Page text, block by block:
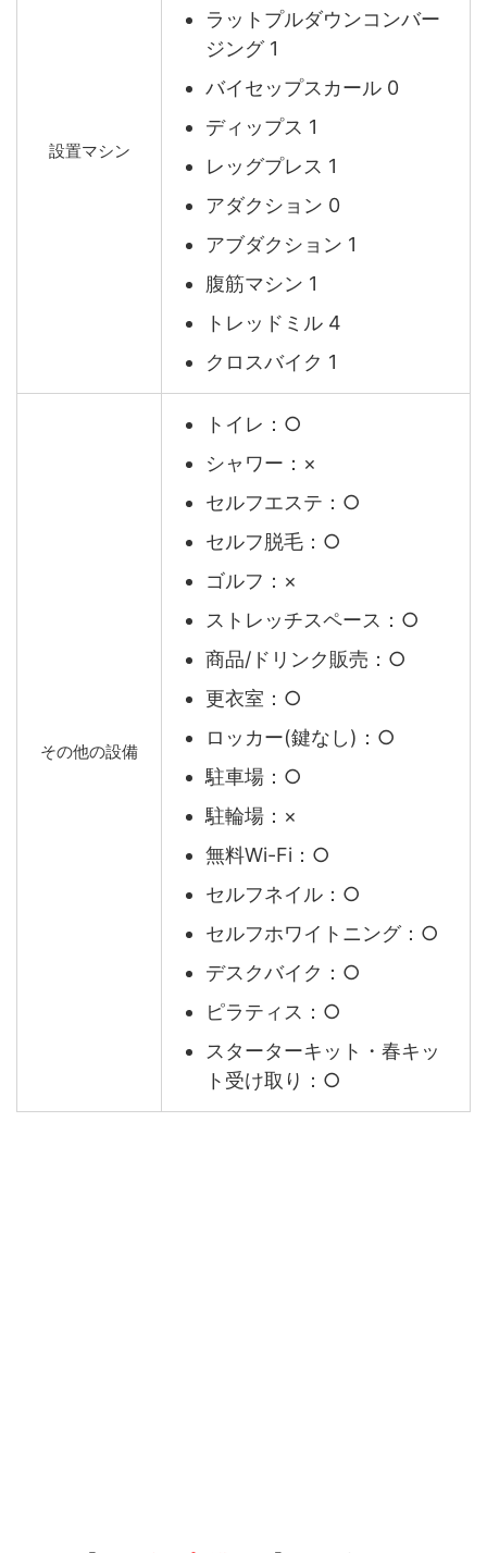
設置マシン
ラットプルダウンコンバー
ジング 1
バイセップスカール 0
ディップス 1
レッグプレス 1
アダクション 0
アブダクション 1
腹筋マシン 1
トレッドミル 4
クロスバイク 1
その他の設備
トイレ：○
シャワー：×
セルフエステ：○
セルフ脱毛：○
ゴルフ：×
ストレッチスペース：○
商品/ドリンク販売：○
更衣室：○
ロッカー(鍵なし)：○
駐車場：○
駐輪場：×
無料Wi-Fi：○
セルフネイル：○
セルフホワイトニング：○
デスクバイク：○
ピラティス：○
スターターキット・春キッ
ト受け取り：○